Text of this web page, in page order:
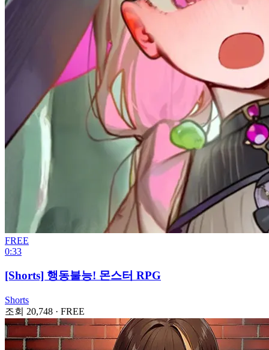
FREE
0:33
[Shorts] 행동불능! 몬스터 RPG
Shorts
조회 20,748 · FREE